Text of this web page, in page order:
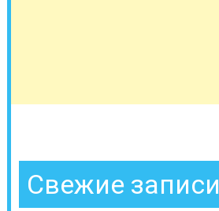
Свежие записи